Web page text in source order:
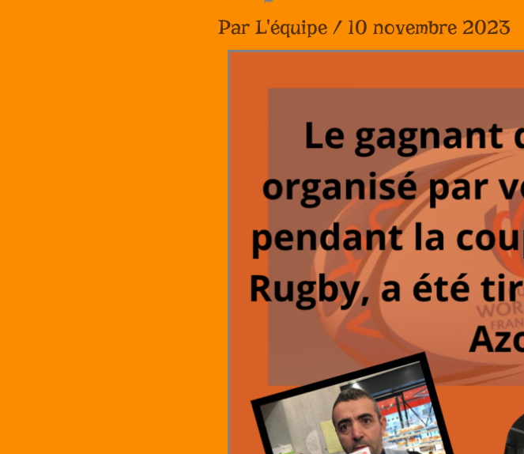
Par L'équipe / 10 novembre 2023